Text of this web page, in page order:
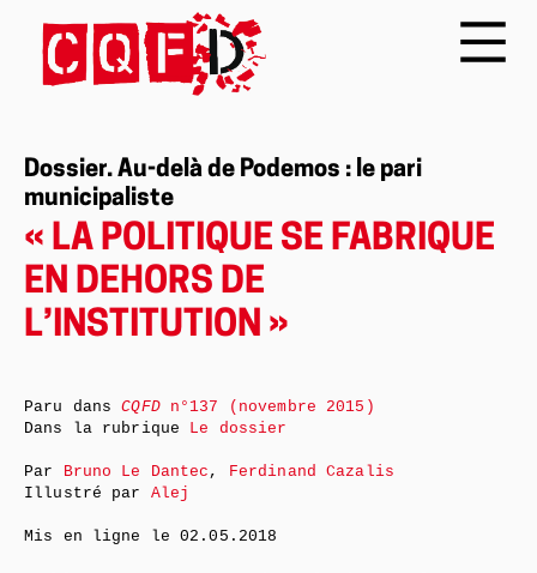
Dossier. Au-delà de Podemos : le pari
municipaliste
« LA POLITIQUE SE FABRIQUE
EN DEHORS DE
L’INSTITUTION »
Paru dansCQFDn°137 (novembre 2015)
Dans la rubrique Le dossier
Par Bruno Le Dantec , Ferdinand Cazalis
Illustré par Alej
Mis en ligne le02.05.2018